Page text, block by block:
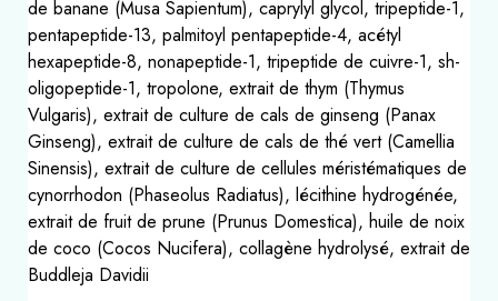
de banane (Musa Sapientum), caprylyl glycol, tripeptide-1,
pentapeptide-13, palmitoyl pentapeptide-4, acétyl
hexapeptide-8, nonapeptide-1, tripeptide de cuivre-1, sh-
oligopeptide-1, tropolone, extrait de thym (Thymus
Vulgaris), extrait de culture de cals de ginseng (Panax
Ginseng), extrait de culture de cals de thé vert (Camellia
Sinensis), extrait de culture de cellules méristématiques de
cynorrhodon (Phaseolus Radiatus), lécithine hydrogénée,
extrait de fruit de prune (Prunus Domestica), huile de noix
de coco (Cocos Nucifera), collagène hydrolysé, extrait de
Buddleja Davidii